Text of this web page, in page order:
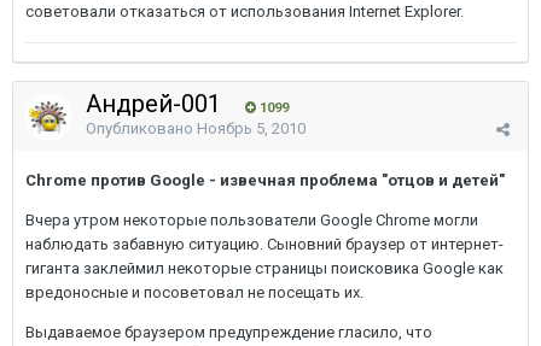
советовали отказаться от использования Internet Explorer.
Андрей-001 1099
Опубликовано Ноябрь 5, 2010
Chrome против Google - извечная проблема "отцов и детей"
Вчера утром некоторые пользователи Google Chrome могли
наблюдать забавную ситуацию. Сыновний браузер от интернет-
гиганта заклеймил некоторые страницы поисковика Google как
вредоносные и посоветовал не посещать их.
Выдаваемое браузером предупреждение гласило, что